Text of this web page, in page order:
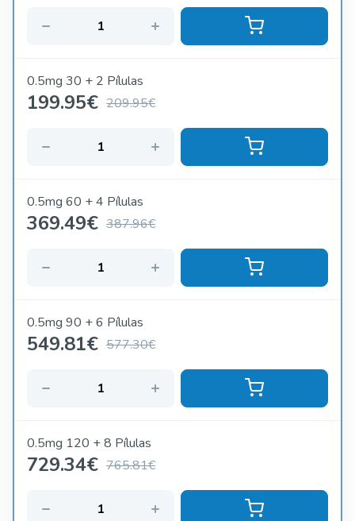
0.5mg 30 + 2 Pílulas
199.95€ 209.95€
0.5mg 60 + 4 Pílulas
369.49€ 387.96€
0.5mg 90 + 6 Pílulas
549.81€ 577.30€
0.5mg 120 + 8 Pílulas
729.34€ 765.81€